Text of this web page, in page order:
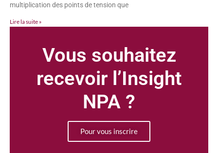
multiplication des points de tension que
Lire la suite »
Vous souhaitez
recevoir l’Insight
NPA ?
Pour vous inscrire